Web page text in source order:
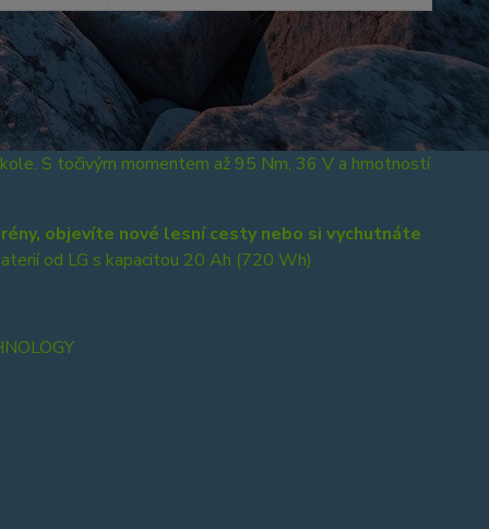
S točivým momentem až 95 Nm, 36 V a hmotností
objevíte nové lesní cesty nebo si vychutnáte
od LG s kapacitou 20 Ah (720 Wh)